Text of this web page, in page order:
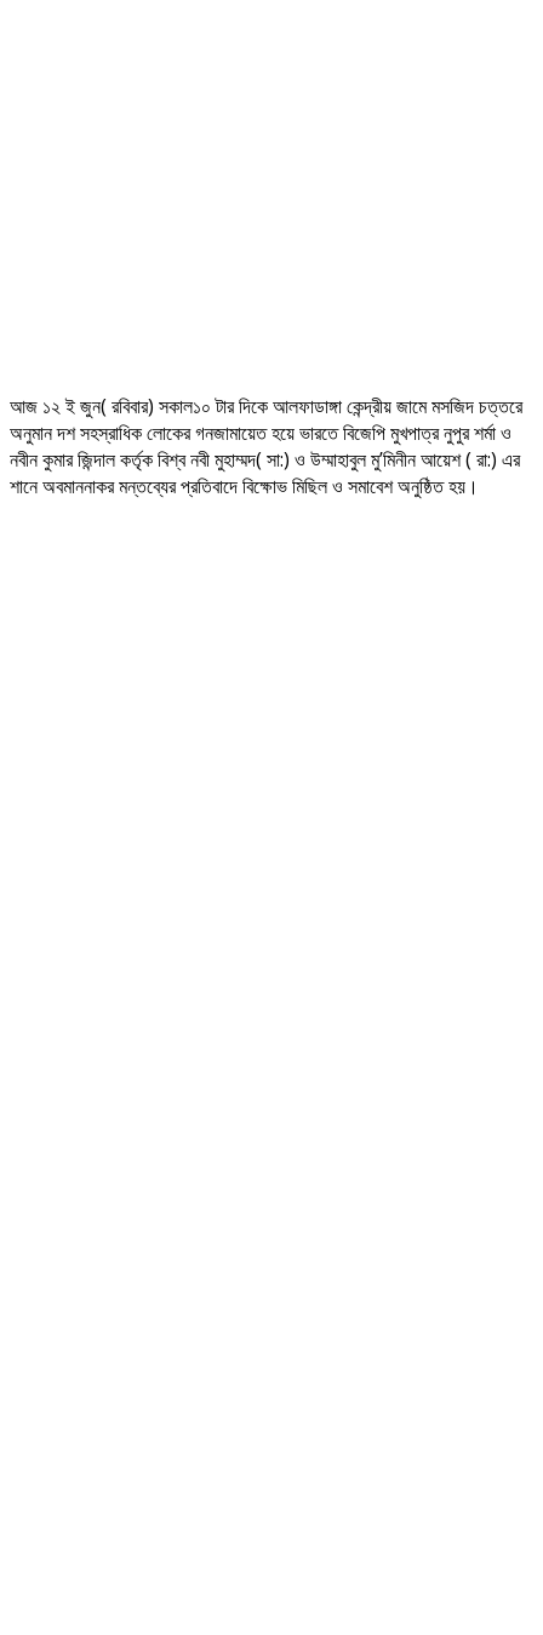
আজ ১২ ই জুন( রবিবার) সকাল১০ টার দিকে আলফাডাঙ্গা কেন্দ্রীয় জামে মসজিদ চত্তরে
অনুমান দশ সহস্রাধিক লোকের গনজামায়েত হয়ে ভারতে বিজেপি মুখপাত্র নুপুর শর্মা ও
নবীন কুমার জিন্দাল কর্তৃক বিশ্ব নবী মুহাম্মদ( সা:) ও উম্মাহাবুল মু’মিনীন আয়েশ ( রা:) এর
শানে অবমাননাকর মন্তব্যের প্রতিবাদে বিক্ষোভ মিছিল ও সমাবেশ অনুষ্ঠিত হয়।